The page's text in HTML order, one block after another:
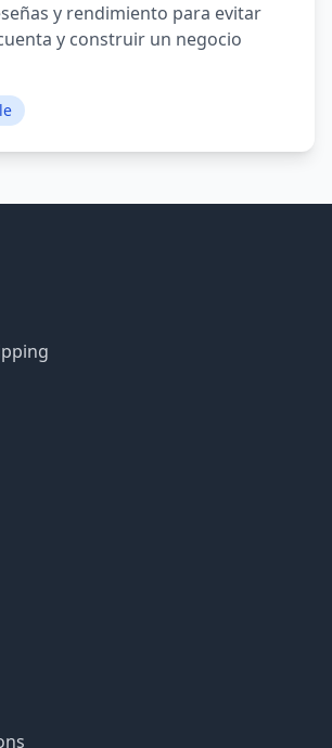
y rendimiento para evitar
y construir un negocio